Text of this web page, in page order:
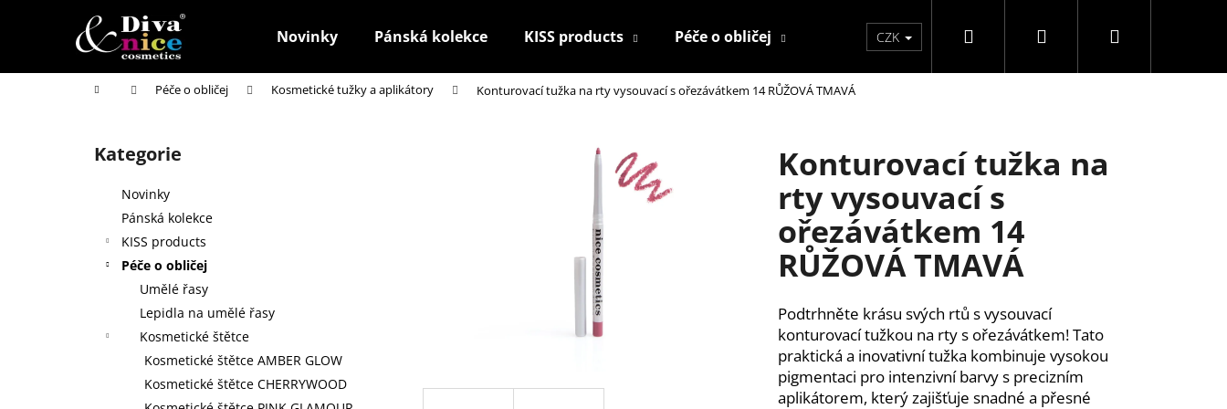
Novinky Pánská kolekce KISS products Péče o obličej Péče o ruce Péče o nohy F3 kolekce
CZK Hledat PřihlášeníNákupní
Domů Péče o obličej Kosmetické tužky a aplikátory Konturovací tužka na rty vysouvací s ořezávátkem 14 RŮŽOVÁ TMAVÁ
Přeskočit
kategorie
Kategorie
Novinky
Pánská kolekce
KISS products
Péče o obličej
Umělé řasy
Lepidla na umělé řasy
Kosmetické štětce
Kosmetické štětce AMBER GLOW
Kosmetické štětce CHERRYWOOD
Konturovací tužka na
rty vysouvací s
ořezávátkem 14
RŮŽOVÁ TMAVÁ
Podtrhněte krásu svých rtů s vysouvací
konturovací tužkou na rty s ořezávátkem! Tato
praktická a inovativní tužka kombinuje vysokou
pigmentaci pro intenzivní barvy s precizním
aplikátorem, který zajišťuje snadné a přesné
í
Zpět
do
Zpět
do
Co potřebujete najít?
HLEDAT
Doporučujeme
HOUBIČKA NA MAKE-UP, KULATÁ
KONTUROVACÍ TUŽKA NA OČI NALEPOVACÍ UMĚLÉ NEHTY FM GIRLS +